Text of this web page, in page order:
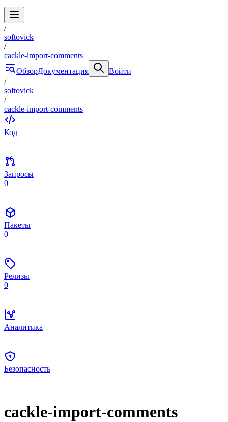
/
softovick
/
cackle-import-comments
ОбзорДокументация
Войти
/
softovick
/
cackle-import-comments
Код
Запросы
0
Пакеты
0
Релизы
0
Аналитика
Безопасность
cackle-import-comments